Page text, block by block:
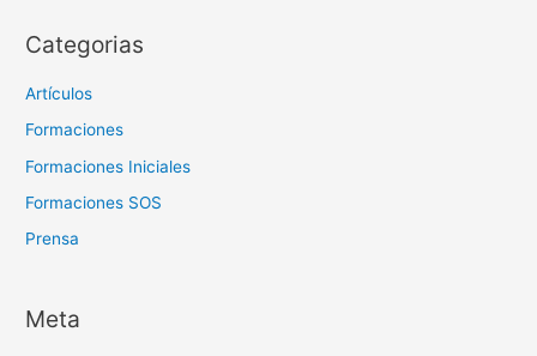
Categorias
Artículos
Formaciones
Formaciones Iniciales
Formaciones SOS
Prensa
Meta